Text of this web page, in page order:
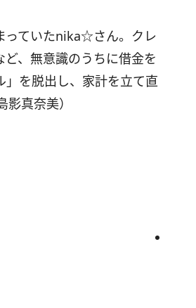
っていたnika☆さん。クレ
、無意識のうちに借金を
を脱出し、家計を立て直
真奈美）